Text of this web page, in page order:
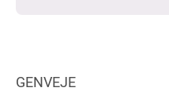
GENVEJE